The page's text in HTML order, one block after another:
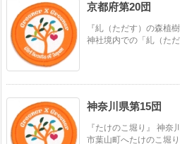
京都府第20団
『糺（ただす）の森植
神社境内での「糺（た
神奈川県第15団
『たけのこ堀り』 神奈
市葉山町へたけのこ堀